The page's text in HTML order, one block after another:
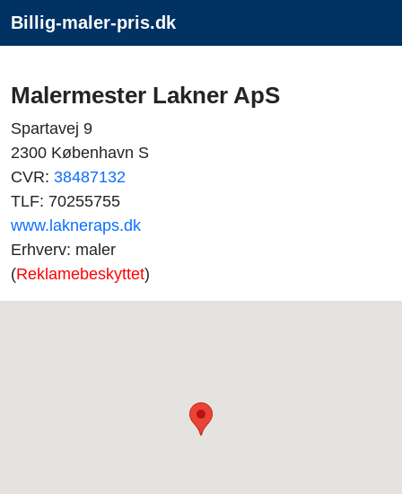
Billig-maler-pris.dk
Malermester Lakner ApS
Spartavej 9
2300 København S
CVR: 38487132
TLF: 70255755
www.lakneraps.dk
Erhverv: maler
(Reklamebeskyttet)